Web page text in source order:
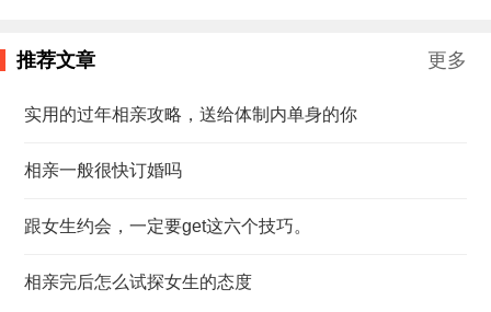
推荐文章 更多
实用的过年相亲攻略，送给体制内单身的你
相亲一般很快订婚吗
跟女生约会，一定要get这六个技巧。
相亲完后怎么试探女生的态度